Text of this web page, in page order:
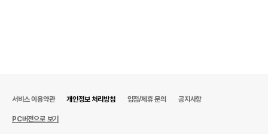
서비스 이용약관 개인정보 처리방침 입점/제휴 문의 공지사항
PC버전으로 보기